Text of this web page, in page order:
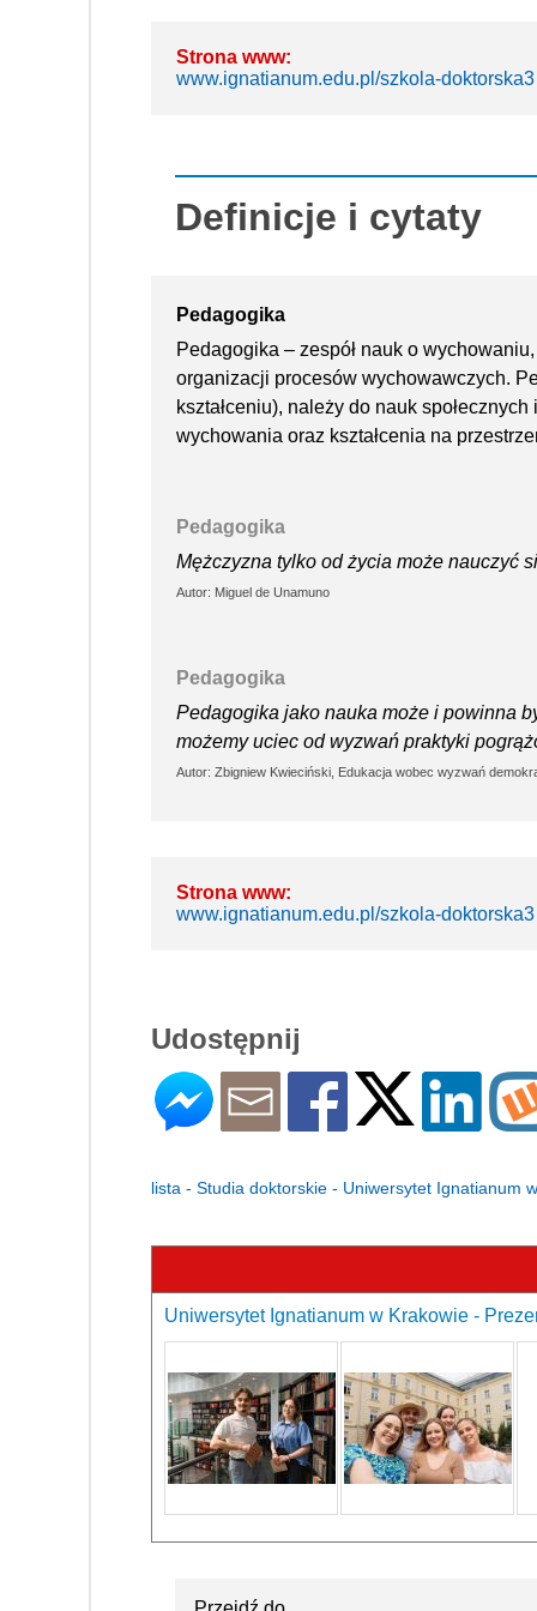
Strona www:
www.ignatianum.edu.pl/szkola-doktorska3
Definicje i cytaty
Pedagogika
Pedagogika – zespół nauk o
organizacji procesów wychowawczych.
kształceniu), należy do nauk
wychowania oraz kształcenia na
Pedagogika
Mężczyzna tylko od życia może nauczyć
Autor: Miguel de Unamuno
Pedagogika
Pedagogika jako nauka może i powinna
możemy uciec od wyzwań praktyki
Autor: Zbigniew Kwieciński, Edukacja wobec wyzwań
Strona www:
www.ignatianum.edu.pl/szkola-doktorska3
Udostępnij
lista - Studia doktorskie - Uniwersytet Ignatianum
Uniwersytet Ignatianum w Krakowie -